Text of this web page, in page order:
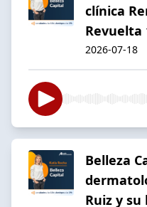
clínica
Revuelta
2026-07-18
Belleza
Ruiz y su